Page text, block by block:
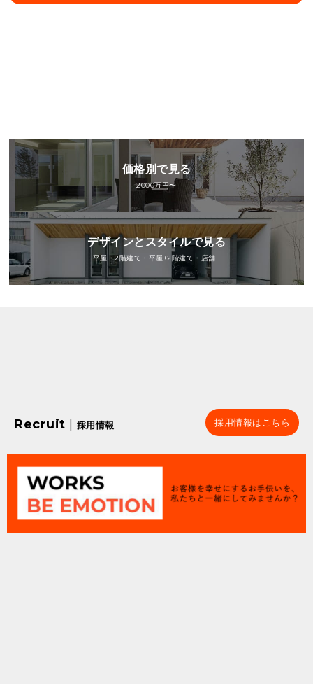
価格別で見る
2000万円〜
デザインとスタイルで見る
平屋・2階建て・平屋+2階建て・店舗…
Recruit | 採用情報 採用情報はこちら